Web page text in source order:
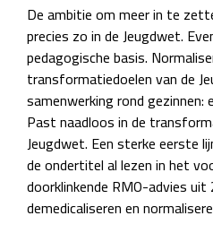
De ambitie om meer in te
precies zo in de Jeugdwet.
pedagogische basis.
transformatiedoelen van de
samenwerking rond
Past naadloos in de
Jeugdwet. Een sterke eerste
de ondertitel al lezen in het
doorklinkende RMO-advies
demedicaliseren en